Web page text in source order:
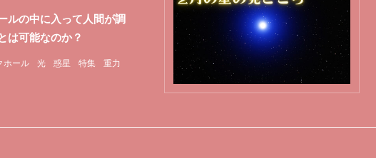
ホール 光 惑星 特集 重力
ルの中に入って人間が調
は可能なのか？